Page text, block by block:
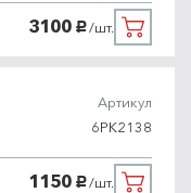
3100 руб./шт.
Артикул
6PK2138
1150 руб./шт.